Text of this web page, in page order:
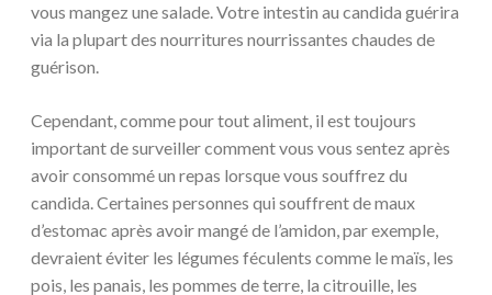
vous mangez une salade. Votre intestin au candida guérira
via la plupart des nourritures nourrissantes chaudes de
guérison.
Cependant, comme pour tout aliment, il est toujours
important de surveiller comment vous vous sentez après
avoir consommé un repas lorsque vous souffrez du
candida. Certaines personnes qui souffrent de maux
d’estomac après avoir mangé de l’amidon, par exemple,
devraient éviter les légumes féculents comme le maïs, les
pois, les panais, les pommes de terre, la citrouille, les